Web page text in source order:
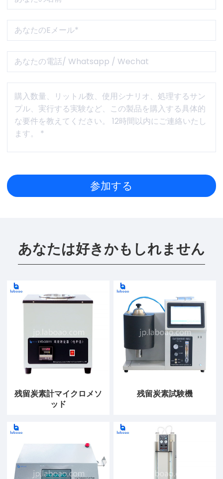
あなたは好きかもしれません
残留炭素計マイクロメソ
ッド
残留炭素試験機